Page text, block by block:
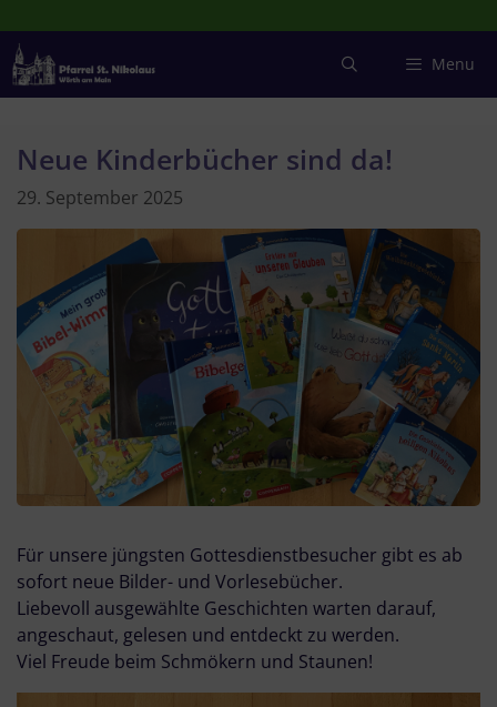
Inhalt
springen
Menu
Neue Kinderbücher sind da!
29. September 2025
Für unsere jüngsten Gottesdienstbesucher gibt es ab
sofort neue Bilder- und Vorlesebücher.
Liebevoll ausgewählte Geschichten warten darauf,
angeschaut, gelesen und entdeckt zu werden.
Viel Freude beim Schmökern und Staunen!